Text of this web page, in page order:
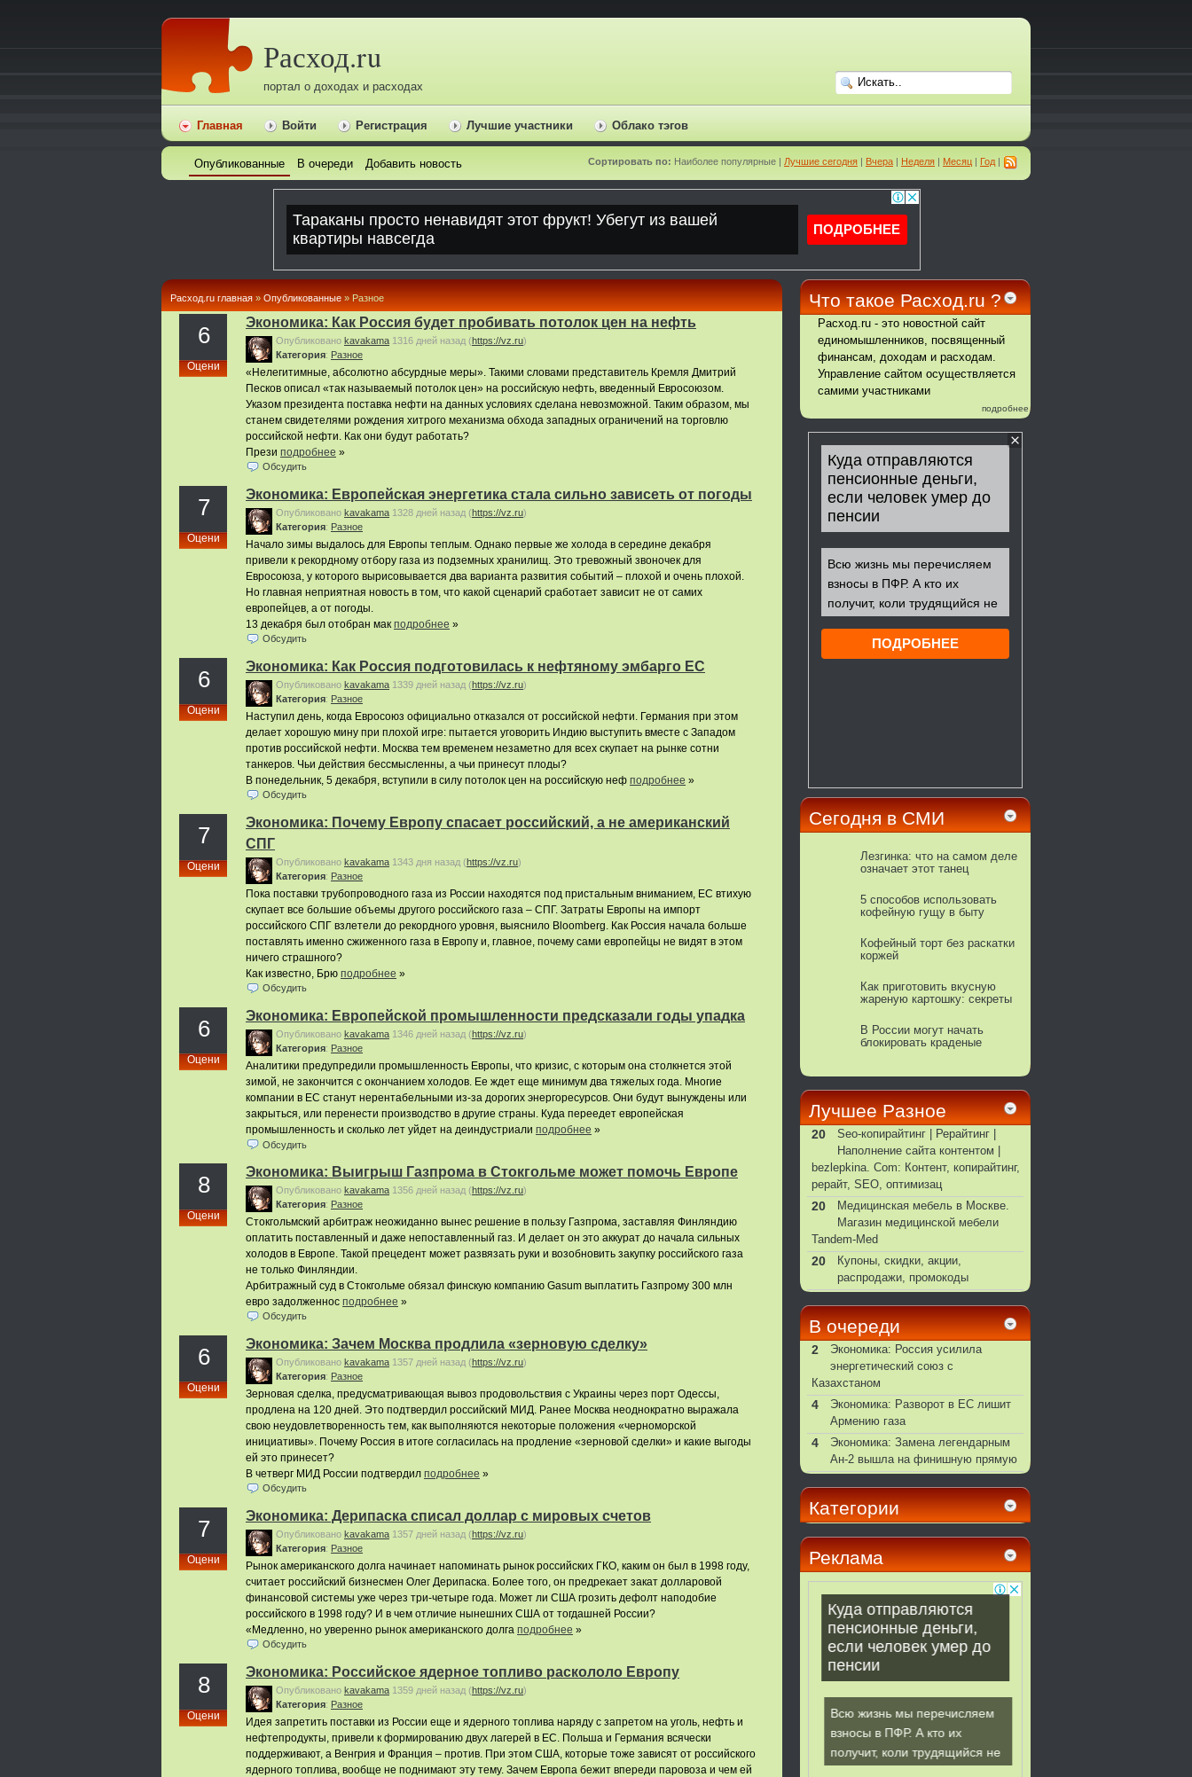
Расход.ru
портал о доходах и расходах
Главная Войти Регистрация Лучшие участники Облако тэгов
Сортировать по: Наиболее популярные | Лучшие сегодня | Вчера | Неделя | Месяц | Год |
Опубликованные В очереди Добавить новость
Расход.ru главная » Опубликованные » Pазное
6
Оцени
Экономика: Как Россия будет пробивать потолок цен на нефть
Опубликовано kavakama 1316 дней назад (https://vz.ru)
Категория: Pазное
«Нелегитимные, абсолютно абсурдные меры». Такими словами представитель Кремля Дмитрий
Песков описал «так называемый потолок цен» на российскую нефть, введенный Евросоюзом.
Указом президента поставка нефти на данных условиях сделана невозможной. Таким образом, мы
станем свидетелями рождения хитрого механизма обхода западных ограничений на торговлю
российской нефти. Как они будут работать?
Прези подробнее »
Обсудить
7
Оцени
Экономика: Европейская энергетика стала сильно зависеть от погоды
Опубликовано kavakama 1328 дней назад (https://vz.ru)
Категория: Pазное
Начало зимы выдалось для Европы теплым. Однако первые же холода в середине декабря
привели к рекордному отбору газа из подземных хранилищ. Это тревожный звоночек для
Евросоюза, у которого вырисовывается два варианта развития событий – плохой и очень плохой.
Но главная неприятная новость в том, что какой сценарий сработает зависит не от самих
европейцев, а от погоды.
13 декабря был отобран мак подробнее »
Обсудить
6
Оцени
Экономика: Как Россия подготовилась к нефтяному эмбарго ЕС
Опубликовано kavakama 1339 дней назад (https://vz.ru)
Категория: Pазное
Наступил день, когда Евросоюз официально отказался от российской нефти. Германия при этом
делает хорошую мину при плохой игре: пытается уговорить Индию выступить вместе с Западом
против российской нефти. Москва тем временем незаметно для всех скупает на рынке сотни
танкеров. Чьи действия бессмысленны, а чьи принесут плоды?
В понедельник, 5 декабря, вступили в силу потолок цен на российскую неф подробнее »
Обсудить
7
Оцени
Экономика: Почему Европу спасает российский, а не американский
СПГ
Опубликовано kavakama 1343 дня назад (https://vz.ru)
Категория: Pазное
Пока поставки трубопроводного газа из России находятся под пристальным вниманием, ЕС втихую
скупает все большие объемы другого российского газа – СПГ. Затраты Европы на импорт
российского СПГ взлетели до рекордного уровня, выяснило Bloomberg. Как Россия начала больше
поставлять именно сжиженного газа в Европу и, главное, почему сами европейцы не видят в этом
ничего страшного?
Как известно, Брю подробнее »
Обсудить
6
Оцени
Экономика: Европейской промышленности предсказали годы упадка
Опубликовано kavakama 1346 дней назад (https://vz.ru)
Категория: Pазное
Аналитики предупредили промышленность Европы, что кризис, с которым она столкнется этой
зимой, не закончится с окончанием холодов. Ее ждет еще минимум два тяжелых года. Многие
компании в ЕС станут нерентабельными из-за дорогих энергоресурсов. Они будут вынуждены или
закрыться, или перенести производство в другие страны. Куда переедет европейская
промышленность и сколько лет уйдет на деиндустриали подробнее »
Обсудить
8
Оцени
Экономика: Выигрыш Газпрома в Стокгольме может помочь Европе
Опубликовано kavakama 1356 дней назад (https://vz.ru)
Категория: Pазное
Стокгольмский арбитраж неожиданно вынес решение в пользу Газпрома, заставляя Финляндию
оплатить поставленный и даже непоставленный газ. И делает он это аккурат до начала сильных
холодов в Европе. Такой прецедент может развязать руки и возобновить закупку российского газа
не только Финляндии.
Арбитражный суд в Стокгольме обязал финскую компанию Gasum выплатить Газпрому 300 млн
евро задолженнос подробнее »
Обсудить
6
Оцени
Экономика: Зачем Москва продлила «зерновую сделку»
Опубликовано kavakama 1357 дней назад (https://vz.ru)
Категория: Pазное
Зерновая сделка, предусматривающая вывоз продовольствия с Украины через порт Одессы,
продлена на 120 дней. Это подтвердил российский МИД. Ранее Москва неоднократно выражала
свою неудовлетворенность тем, как выполняются некоторые положения «черноморской
инициативы». Почему Россия в итоге согласилась на продление «зерновой сделки» и какие выгоды
ей это принесет?
В четверг МИД России подтвердил подробнее »
Обсудить
7
Оцени
Экономика: Дерипаска списал доллар с мировых счетов
Опубликовано kavakama 1357 дней назад (https://vz.ru)
Категория: Pазное
Рынок американского долга начинает напоминать рынок российских ГКО, каким он был в 1998 году,
считает российский бизнесмен Олег Дерипаска. Более того, он предрекает закат долларовой
финансовой системы уже через три-четыре года. Может ли США грозить дефолт наподобие
российского в 1998 году? И в чем отличие нынешних США от тогдашней России?
«Медленно, но уверенно рынок американского долга подробнее »
Обсудить
8
Оцени
Экономика: Российское ядерное топливо раскололо Европу
Опубликовано kavakama 1359 дней назад (https://vz.ru)
Категория: Pазное
Идея запретить поставки из России еще и ядерного топлива наряду с запретом на уголь, нефть и
нефтепродукты, привели к формированию двух лагерей в ЕС. Польша и Германия всячески
поддерживают, а Венгрия и Франция – против. При этом США, которые тоже зависят от российского
ядерного топлива, вообще не поднимают эту тему. Зачем Европа бежит впереди паровоза и чем ей
Что такое Расход.ru ?
Расход.ru - это новостной сайт
единомышленников, посвященный
финансам, доходам и расходам.
Управление сайтом осуществляется
самими участниками
подробнее
Сегодня в СМИ
Лезгинка: что на самом деле
означает этот танец
5 способов использовать
кофейную гущу в быту
Кофейный торт без раскатки
коржей
Как приготовить вкусную
жареную картошку: секреты
В России могут начать
блокировать краденые
Лучшее Pазное
20
Seo-копирайтинг | Рерайтинг |
Наполнение сайта контентом |
bezlepkina. Com: Контент, копирайтинг,
рерайт, SEO, оптимизац
20
Медицинская мебель в Москве.
Магазин медицинской мебели
Tandem-Med
20
Купоны, скидки, акции,
распродажи, промокоды
В очереди
2
Экономика: Россия усилила
энергетический союз с
Казахстаном
4
Экономика: Разворот в ЕС лишит
Армению газа
4
Экономика: Замена легендарным
Ан-2 вышла на финишную прямую
Категории
Реклама